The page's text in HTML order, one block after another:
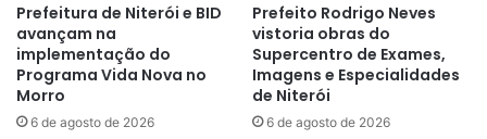
Prefeitura de Niterói e BID
avançam na
implementação do
Programa Vida Nova no
Morro
6 de agosto de 2026
Prefeito Rodrigo Neves
vistoria obras do
Supercentro de Exames,
Imagens e Especialidades
de Niterói
6 de agosto de 2026